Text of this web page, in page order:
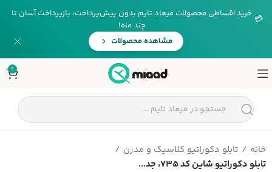
💳 خرید اقساطی محصولات میعاد تایم بدون پیش‌پرداخت، بازپرداخت آسان تا
چند ماه!
مشاهده محصولات
0
خانه
تابلو دکوراتیو کلاسیک و مدرن
تابلو دکوراتیو شاین کد 735، جد...